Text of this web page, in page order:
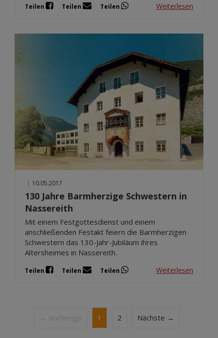
Teilen Teilen Teilen Weiterlesen
| 10.05.2017
130 Jahre Barmherzige Schwestern in
Nassereith
Mit einem Festgottesdienst und einem
anschließenden Festakt feiern die Barmherzigen
Schwestern das 130-Jahr-Jubiläum ihres
Altersheimes in Nassereith.
Teilen Teilen Teilen Weiterlesen
← Vorherige 1 2 Nächste →